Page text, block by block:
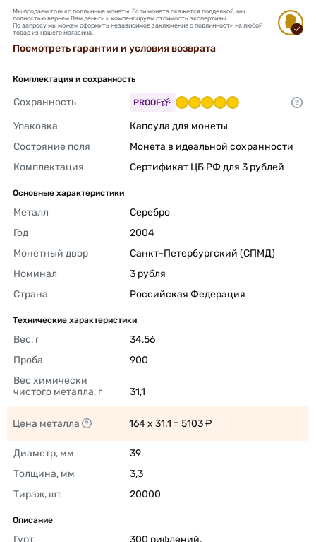
Мы продаем только подлинные монеты. Если монета окажется подделкой, мы
полностью вернем Вам деньги и компенсируем стоимость экспертизы.
По запросу мы можем оформить независимое заключение о подлинности на любой
товар из нашего магазина.
Посмотреть гарантии и условия возврата
Комплектация и сохранность
Сохранность PROOF
Упаковка
Капсула для монеты
Состояние поля
Монета в идеальной сохранности
Комплектация
Сертификат ЦБ РФ для 3 рублей
Основные характеристики
Металл
Серебро
Год
2004
Монетный двор
Санкт-Петербургский (СПМД)
Номинал
3 рубля
Страна
Российская Федерация
Технические характеристики
Вес, г
34,56
Проба
900
Вес химически
чистого металла, г
31,1
Цена металла 164 x 31.1 = 5103 ₽
Диаметр, мм
39
Толщина, мм
3,3
Тираж, шт
20000
Описание
Гурт
300 рифлений.